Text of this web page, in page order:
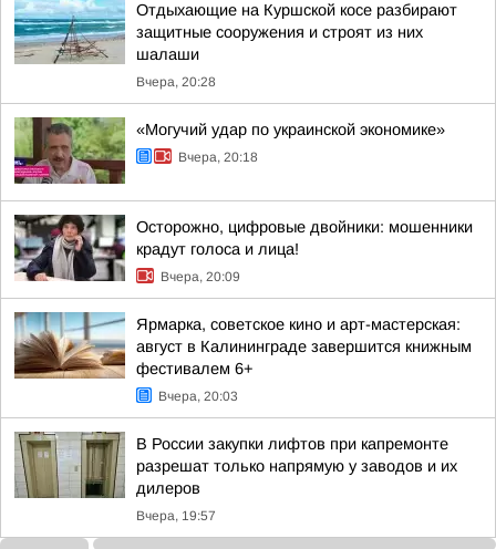
Отдыхающие на Куршской косе разбирают
защитные сооружения и строят из них
шалаши
Вчера, 20:28
«Могучий удар по украинской экономике»
Вчера, 20:18
Осторожно, цифровые двойники: мошенники
крадут голоса и лица!
Вчера, 20:09
Ярмарка, советское кино и арт-мастерская:
август в Калининграде завершится книжным
фестивалем 6+
Вчера, 20:03
В России закупки лифтов при капремонте
разрешат только напрямую у заводов и их
дилеров
Вчера, 19:57